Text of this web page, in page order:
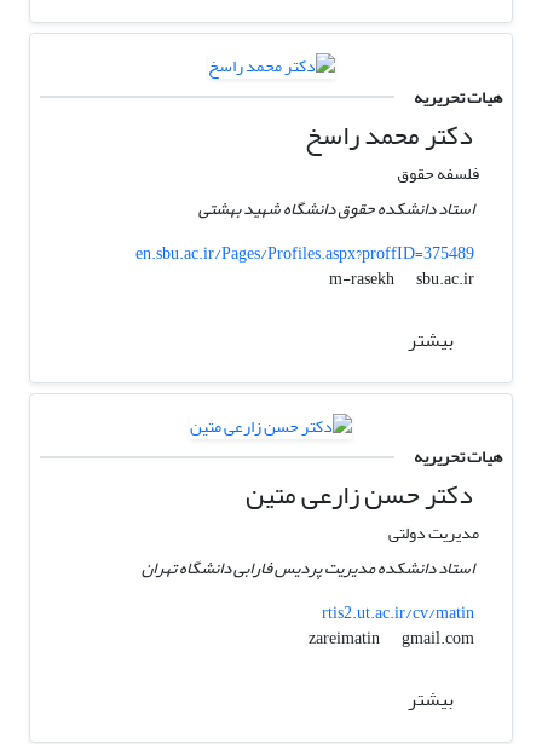
هیات تحریریه
دکتر محمد راسخ
فلسفه حقوق
استاد دانشکده حقوق دانشگاه شهید بهشتی
en.sbu.ac.ir/Pages/Profiles.aspx?proffID=375489
m-rasekh
sbu.ac.ir
بیشتر
هیات تحریریه
دکتر حسن زارعی متین
مدیریت دولتی
استاد دانشکده مدیریت پردیس فارابی دانشگاه تهران
rtis2.ut.ac.ir/cv/matin
zareimatin
gmail.com
بیشتر